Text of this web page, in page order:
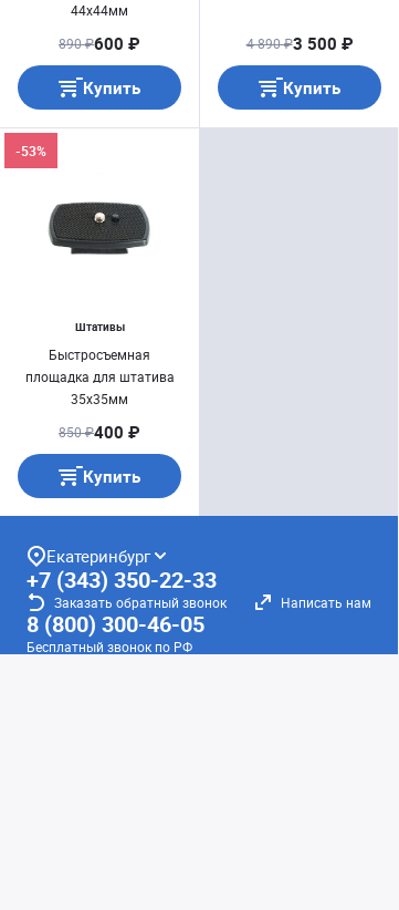
44х44мм
890 ₽600 ₽
Купить
4 890 ₽3 500 ₽
Купить
Штативы
Быстросъемная
площадка для штатива
35х35мм
-53%
850 ₽400 ₽
Купить
Екатеринбург
+7 (343) 350-22-33
Заказать обратный звонок Написать нам
8 (800) 300-46-05
Бесплатный звонок по РФ